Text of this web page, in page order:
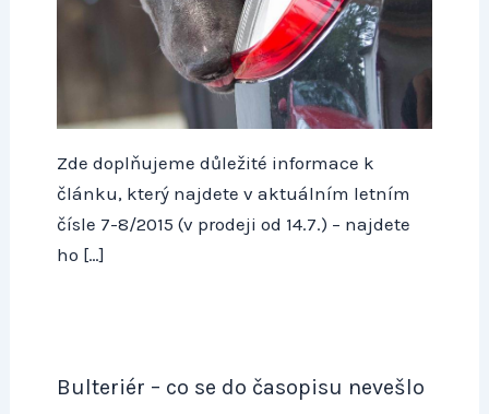
Zde doplňujeme důležité informace k
článku, který najdete v aktuálním letním
čísle 7-8/2015 (v prodeji od 14.7.) – najdete
ho […]
Bulteriér – co se do časopisu nevešlo